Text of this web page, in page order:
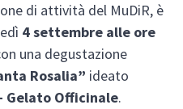
di attività del MuDiR, è
4 settembre alle ore
una degustazione
Rosalia” ideato
Gelato Officinale.